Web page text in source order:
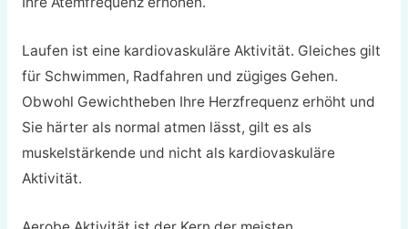
Laufen ist eine kardiovaskuläre Aktivität. Gleiches gilt
für Schwimmen, Radfahren und zügiges Gehen.
Obwohl Gewichtheben Ihre Herzfrequenz erhöht und
Sie härter als normal atmen lässt, gilt es als
muskelstärkende und nicht als kardiovaskuläre
Aktivität.